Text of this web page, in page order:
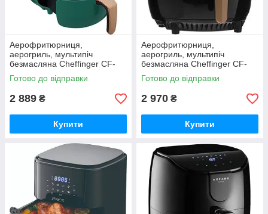
Аерофритюрниця,
аерогриль, мультипіч
безмасляна Cheffinger CF-
AFRY4.5 (1400 Вт, 4.5 л, 8
програм)
Готово до відправки
2 889 ₴
Купити
Аерофритюрниця,
аерогриль, мультипіч
безмасляна Cheffinger CF-
AFRY4.5 (1400 Вт, 4.5 л, 8
програм)
Готово до відправки
2 970 ₴
Купити